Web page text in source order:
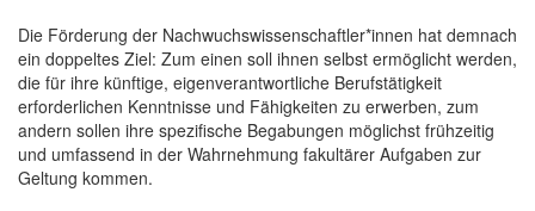
Die Förderung der Nachwuchswissenschaftler*innen hat demnach
ein doppeltes Ziel: Zum einen soll ihnen selbst ermöglicht werden,
die für ihre künftige, eigenverantwortliche Berufstätigkeit
erforderlichen Kenntnisse und Fähigkeiten zu erwerben, zum
andern sollen ihre spezifische Begabungen möglichst frühzeitig
und umfassend in der Wahrnehmung fakultärer Aufgaben zur
Geltung kommen.